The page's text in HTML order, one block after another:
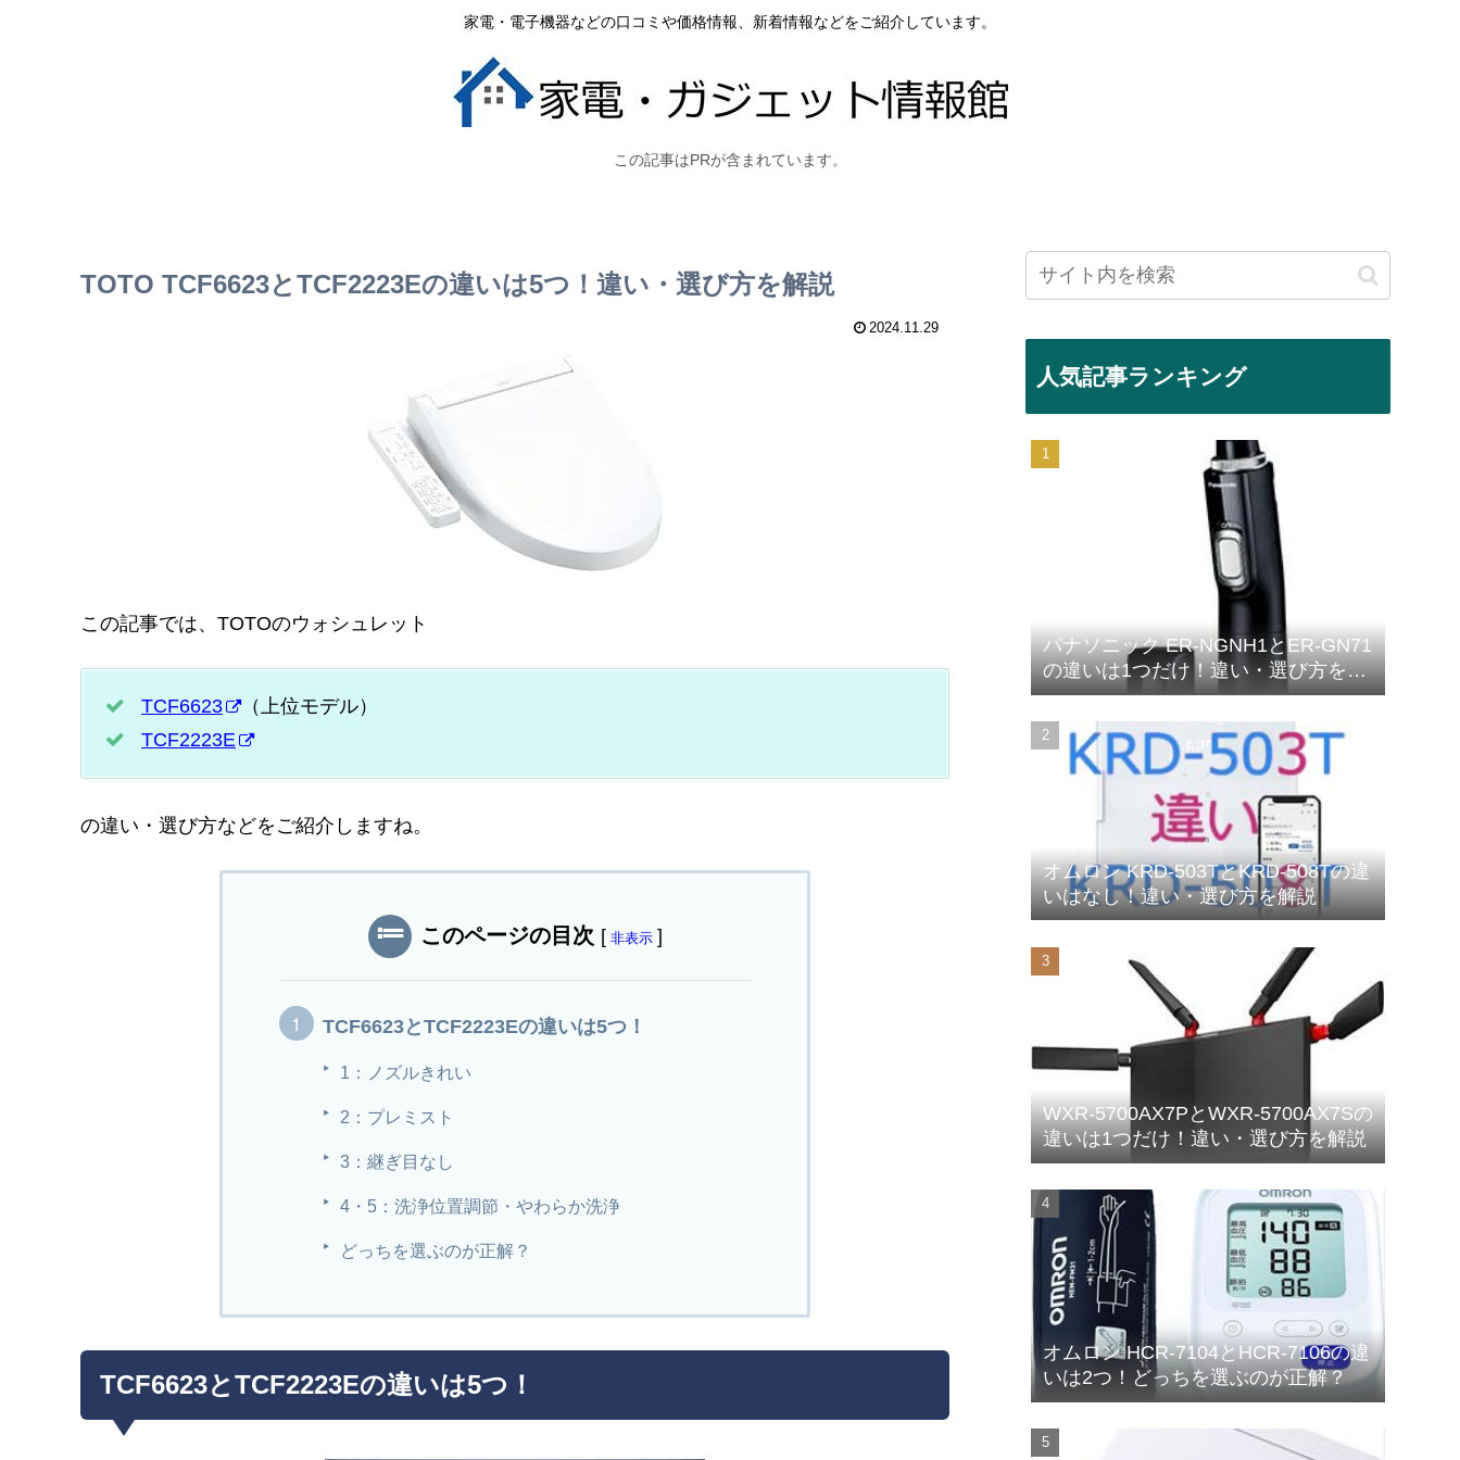
家電・電子機器などの口コミや価格情報、新着情報などをご紹介しています。
この記事はPRが含まれています。
TOTO TCF6623とTCF2223Eの違いは5つ！違い・選び方を解説
2024.11.29
この記事では、TOTOのウォシュレット
TCF6623
（上位モデル）
TCF2223E
の違い・選び方などをご紹介しますね。
このページの目次 [ 非表示 ]
TCF6623とTCF2223Eの違いは5つ！
1：ノズルきれい
2：プレミスト
3：継ぎ目なし
4・5：洗浄位置調節・やわらか洗浄
どっちを選ぶのが正解？
TCF6623とTCF2223Eの違いは5つ！
人気記事ランキング
パナソニック ER-NGNH1とER-GN71
の違いは1つだけ！違い・選び方を解
説
オムロン KRD-503TとKRD-508Tの違
いはなし！違い・選び方を解説
WXR-5700AX7PとWXR-5700AX7Sの
違いは1つだけ！違い・選び方を解説
オムロン HCR-7104とHCR-7106の違
いは2つ！どっちを選ぶのが正解？